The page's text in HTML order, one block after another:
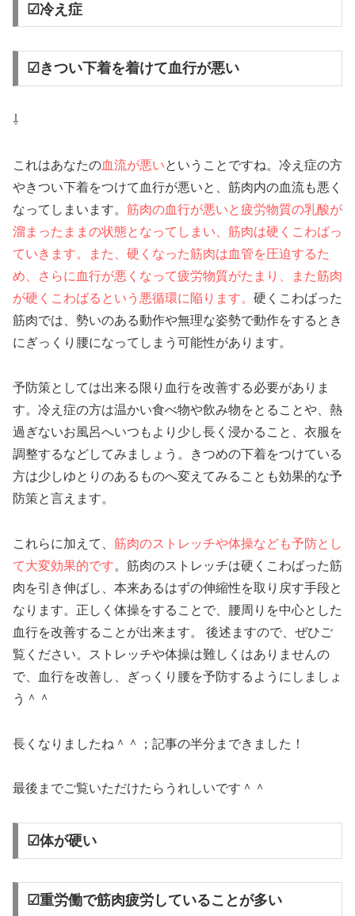
☑冷え症
☑きつい下着を着けて血行が悪い
⇩
これはあなたの血流が悪いということですね。冷え症の方
やきつい下着をつけて血行が悪いと、筋肉内の血流も悪く
なってしまいます。 筋肉の血行が悪いと疲労物質の乳酸が
溜まったままの状態となってしまい、筋肉は硬くこわばっ
ていきます。また、硬くなった筋肉は血管を圧迫するた
め、さらに血行が悪くなって疲労物質がたまり、また筋肉
が硬くこわばるという悪循環に陥ります。 硬くこわばった
筋肉では、勢いのある動作や無理な姿勢で動作をするとき
にぎっくり腰になってしまう可能性があります。
予防策としては出来る限り血行を改善する必要がありま
す。冷え症の方は温かい食べ物や飲み物をとることや、熱
過ぎないお風呂へいつもより少し長く浸かること、衣服を
調整するなどしてみましょう。きつめの下着をつけている
方は少しゆとりのあるものへ変えてみることも効果的な予
防策と言えます。
これらに加えて、 筋肉のストレッチや体操なども予防とし
て大変効果的です。筋肉のストレッチは硬くこわばった筋
肉を引き伸ばし、本来あるはずの伸縮性を取り戻す手段と
なります。正しく体操をすることで、腰周りを中心とした
血行を改善することが出来ます。 後述ますので、ぜひご
覧ください。ストレッチや体操は難しくはありませんの
で、血行を改善し、ぎっくり腰を予防するようにしましょ
う＾＾
長くなりましたね＾＾；記事の半分まできました！
最後までご覧いただけたらうれしいです＾＾
☑体が硬い
☑重労働で筋肉疲労していることが多い